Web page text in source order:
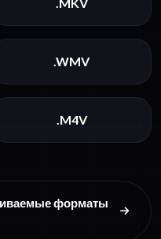
.WMV
.M4V
форматы